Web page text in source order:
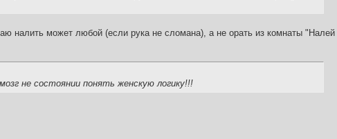
налить может любой (если рука не сломана), а не орать из комнаты "Налей
не состоянии понять женскую логику!!!